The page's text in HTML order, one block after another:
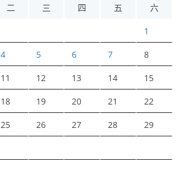
二 三 四 五 六
1
4 5 6 7 8
11 12 13 14 15
18 19 20 21 22
25 26 27 28 29